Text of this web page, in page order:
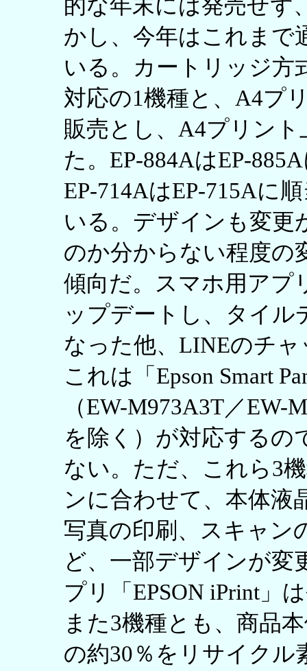
的な年末には発売せず
かし、今年はこれまで
いる。カートリッジ方
対応の1機種と、A4プ
販売とし、A4プリン
た。EP-884AはEP-
EP-714AはEP-715Aに
いる。デザインも変更
のか分からない程度の
傾向だ。スマホ用アプ
ップデートし、タイ
なった他、LINEのチ
これは「Epson Smart
（EW-M973A3T／EW-
を除く）が対応するの
ない。ただ、これら3
ンに合わせて、本体液
写真の印刷、スキャン
ど、一部デザインが変
プリ「EPSON iPrint」
また3機種とも、商品
の約30％をリサイクル